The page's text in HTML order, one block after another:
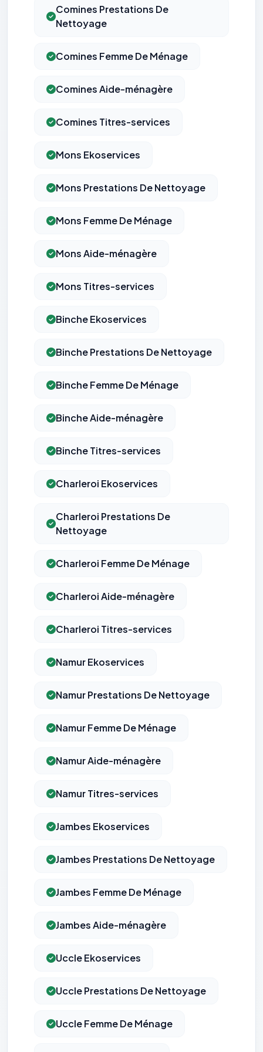
Comines Prestations De
Nettoyage
Comines Femme De Ménage
Comines Aide-ménagère
Comines Titres-services
Mons Ekoservices
Mons Prestations De Nettoyage
Mons Femme De Ménage
Mons Aide-ménagère
Mons Titres-services
Binche Ekoservices
Binche Prestations De Nettoyage
Binche Femme De Ménage
Binche Aide-ménagère
Binche Titres-services
Charleroi Ekoservices
Charleroi Prestations De
Nettoyage
Charleroi Femme De Ménage
Charleroi Aide-ménagère
Charleroi Titres-services
Namur Ekoservices
Namur Prestations De Nettoyage
Namur Femme De Ménage
Namur Aide-ménagère
Namur Titres-services
Jambes Ekoservices
Jambes Prestations De Nettoyage
Jambes Femme De Ménage
Jambes Aide-ménagère
Uccle Ekoservices
Uccle Prestations De Nettoyage
Uccle Femme De Ménage
mémorisation de vos choix de consentement. Ils ne